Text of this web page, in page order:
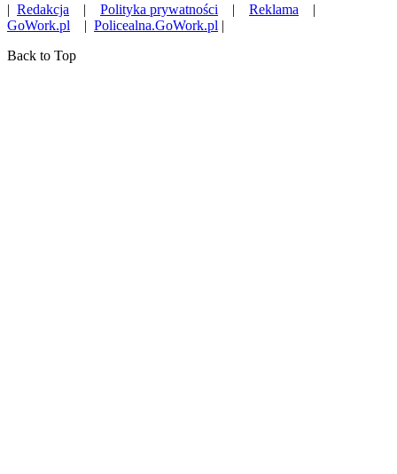
| Redakcja | Polityka prywatności | Reklama |
GoWork.pl | Policealna.GoWork.pl |
Back to Top